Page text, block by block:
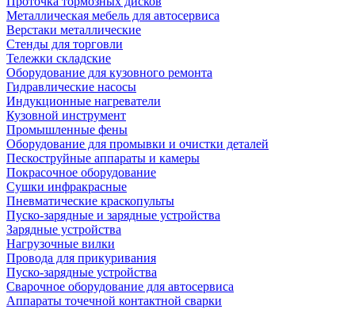
Металлическая мебель для автосервиса
Верстаки металлические
Стенды для торговли
Тележки складские
Оборудование для кузовного ремонта
Гидравлические насосы
Индукционные нагреватели
Кузовной инструмент
Промышленные фены
Оборудование для промывки и очистки деталей
Пескоструйные аппараты и камеры
Покрасочное оборудование
Сушки инфракрасные
Пневматические краскопульты
Пуско-зарядные и зарядные устройства
Зарядные устройства
Нагрузочные вилки
Провода для прикуривания
Пуско-зарядные устройства
Сварочное оборудование для автосервиса
Аппараты точечной контактной сварки